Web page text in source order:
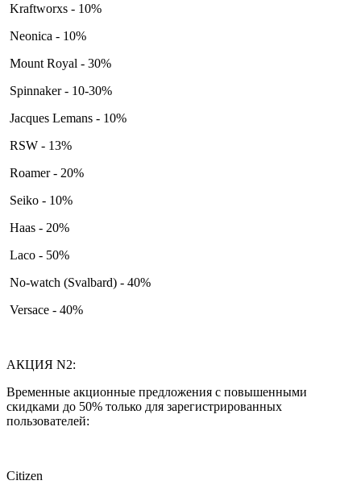
Kraftworxs - 10%
Neonica - 10%
Mount Royal - 30%
Spinnaker - 10-30%
Jacques Lemans - 10%
RSW - 13%
Roamer - 20%
Seiko - 10%
Haas - 20%
Laco - 50%
No-watch (Svalbard) - 40%
Versace - 40%
АКЦИЯ N2:
Временные акционные предложения с повышенными
скидками до 50% только для зарегистрированных
пользователей:
Citizen